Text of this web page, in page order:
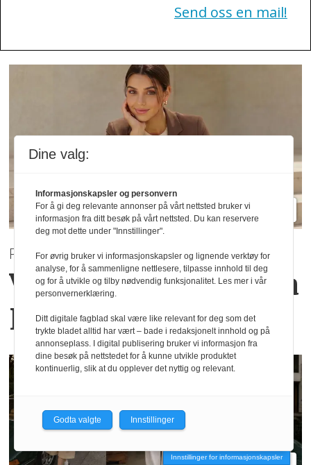
Send oss en mail!
PRE AUTUMN 2026
Varme høsttonerfra
Haust Collection
Innstillinger for informasjonskapsler
Dine valg:
Informasjonskapsler og personvern
For å gi deg relevante annonser på vårt nettsted bruker vi
informasjon fra ditt besøk på vårt nettsted. Du kan reservere
deg mot dette under "Innstillinger".
For øvrig bruker vi informasjonskapsler og lignende verktøy for
analyse, for å sammenligne nettlesere, tilpasse innhold til deg
og for å utvikle og tilby nødvendig funksjonalitet. Les mer i vår
personvernerklæring.
Ditt digitale fagblad skal være like relevant for deg som det
trykte bladet alltid har vært – bade i redaksjonelt innhold og på
annonseplass. I digital publisering bruker vi informasjon fra
dine besøk på nettstedet for å kunne utvikle produktet
kontinuerlig, slik at du opplever det nyttig og relevant.
Godta valgte Innstillinger